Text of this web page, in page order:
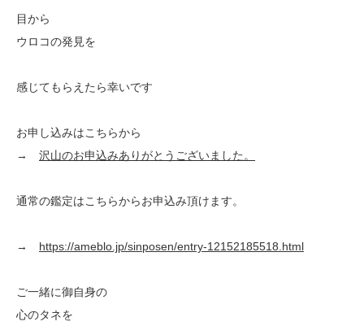
目から
ウロコの発見を
感じてもらえたら幸いです
お申し込みはこちらから
→ 沢山のお申込みありがとうございました。
通常の鑑定はこちらからお申込み頂けます。
→ https://ameblo.jp/sinposen/entry-12152185518.html
ご一緒に御自身の
心のタネを